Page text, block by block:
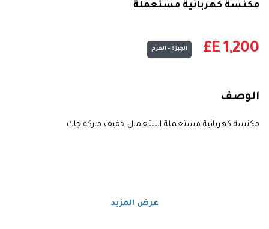
مكنسة كهربائية مستعملة
E£ 1,200 الجيزة - الهرم
الوصف
مكنسة كهربائية مستعملة استعمال خفيف ماركة جاك
عرض المزيد